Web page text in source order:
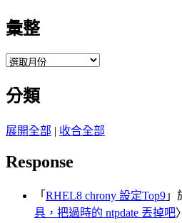
彙整
彙
分類
展開全部 | 收合全部
Response
「 RHEL8 chrony 設定Top9 」
具，把過時的 ntpdate 丟掉吧